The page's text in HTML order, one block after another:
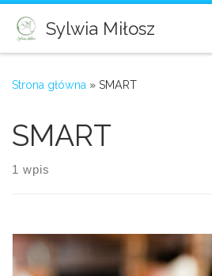
Skip to content
Sylwia Miłosz
Strona główna » SMART
SMART
1 wpis